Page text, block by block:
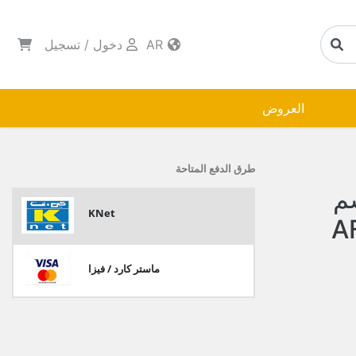
دخول / تسجيل
العروض
65 سم
طرق الدفع المتاحة
KNet
ماستر كارد / فيزا